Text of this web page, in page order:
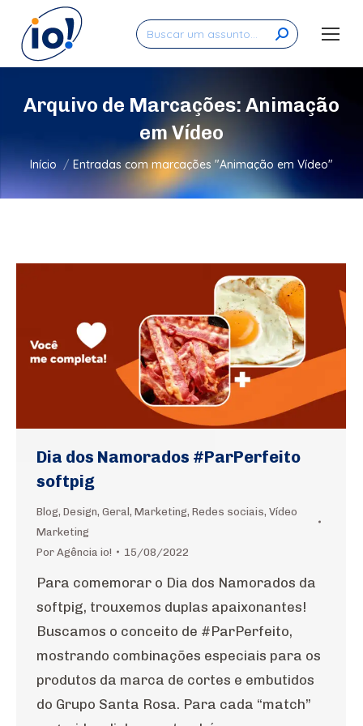
Search:
Arquivo de Marcações: Animação
em Vídeo
Você está aqui:
Início Entradas com marcações "Animação em Vídeo"
Dia dos Namorados #ParPerfeito
softpig
Blog, Design, Geral, Marketing, Redes sociais, Vídeo
Marketing
Por Agência io! 15/08/2022
Para comemorar o Dia dos Namorados da
softpig, trouxemos duplas apaixonantes!
Buscamos o conceito de #ParPerfeito,
mostrando combinações especiais para os
produtos da marca de cortes e embutidos
do Grupo Santa Rosa. Para cada “match”